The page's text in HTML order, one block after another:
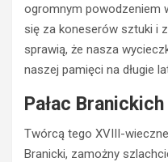
ogromnym powodzeniem
się za koneserów sztuki i
sprawią, że nasza
naszej pamięci na długie
Pałac
Twórcą tego XVIII-
Branicki, zamożny